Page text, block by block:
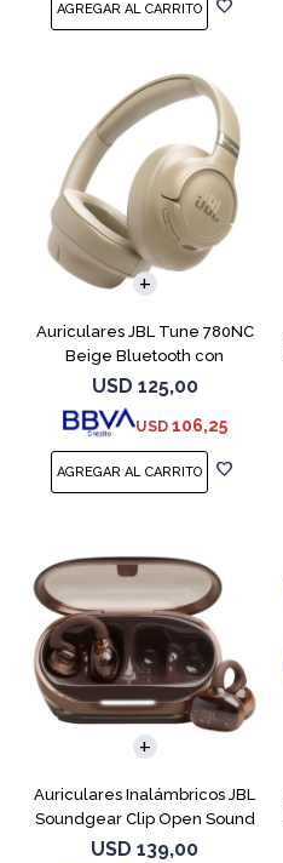
Auriculares JBL Tune 780NC
Beige Bluetooth con
Micrófono
USD 125,00
USD 106,25
Auriculares Inalámbricos JBL
Soundgear Clip Open Sound
Cobre
USD 139,00